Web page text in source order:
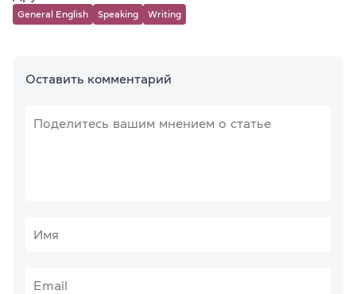
General English Speaking Writing
Оставить комментарий